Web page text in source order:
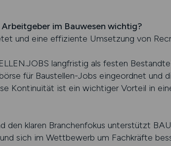
im Bauwesen wichtig?
und eine effiziente Umsetzung von
langfristig als festen
für Baustellen-Jobs eingeordnet und
Kontinuität ist ein wichtiger Vorteil in
den klaren Branchenfokus unterstützt
sich im Wettbewerb um Fachkräfte